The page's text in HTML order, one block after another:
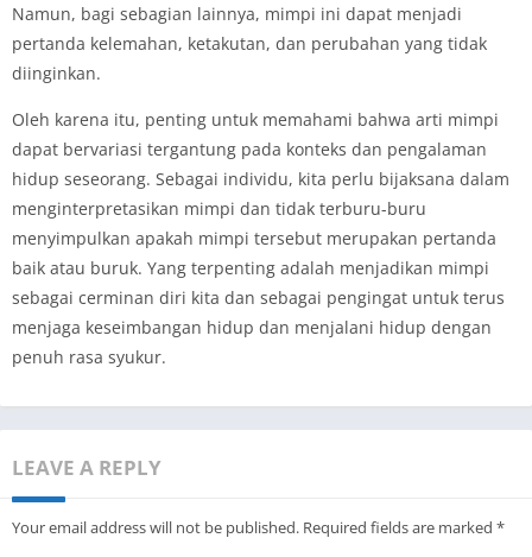
Namun, bagi sebagian lainnya, mimpi ini dapat menjadi
pertanda kelemahan, ketakutan, dan perubahan yang tidak
diinginkan.
Oleh karena itu, penting untuk memahami bahwa arti mimpi
dapat bervariasi tergantung pada konteks dan pengalaman
hidup seseorang. Sebagai individu, kita perlu bijaksana dalam
menginterpretasikan mimpi dan tidak terburu-buru
menyimpulkan apakah mimpi tersebut merupakan pertanda
baik atau buruk. Yang terpenting adalah menjadikan mimpi
sebagai cerminan diri kita dan sebagai pengingat untuk terus
menjaga keseimbangan hidup dan menjalani hidup dengan
penuh rasa syukur.
LEAVE A REPLY
Your email address will not be published. Required fields are marked *